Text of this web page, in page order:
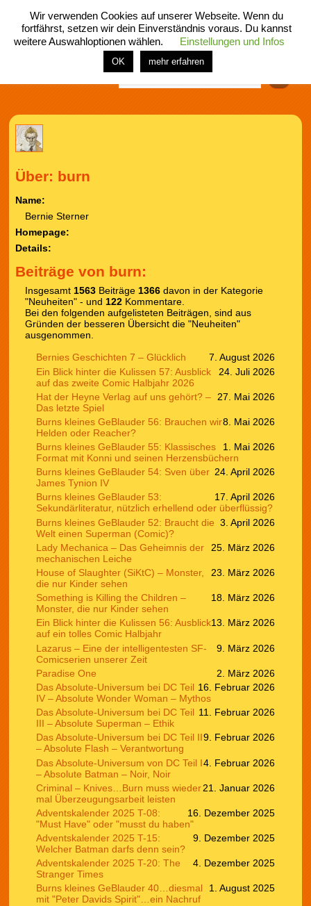
menü
home rubrik buch comic spiel fotos shop
Über: burn
Name:
Bernie Sterner
Homepage:
Details:
Beiträge von burn:
Insgesamt 1563Beiträge 1366davon in der Kategorie
"Neuheiten" - und 122Kommentare.
Bei den folgenden aufgelisteten Beiträgen, sind aus
Gründen der besseren Übersicht die "Neuheiten"
ausgenommen.
7. August 2026
Bernies Geschichten 7 – Glücklich
24. Juli 2026
Ein Blick hinter die Kulissen 57: Ausblick
auf das zweite Comic Halbjahr 2026
27. Mai 2026
Hat der Heyne Verlag auf uns gehört? –
Das letzte Spiel
8. Mai 2026
Burns kleines GeBlauder 56: Brauchen wir
Helden oder Reacher?
1. Mai 2026
Burns kleines GeBlauder 55: Klassisches
Format mit Konni und seinen Herzensbüchern
24. April 2026
Burns kleines GeBlauder 54: Sven über
James Tynion IV
17. April 2026
Burns kleines GeBlauder 53:
Sekundärliteratur, nützlich erhellend oder überflüssig?
3. April 2026
Burns kleines GeBlauder 52: Braucht die
Welt einen Superman (Comic)?
25. März 2026
Lady Mechanica – Das Geheimnis der
mechanischen Leiche
23. März 2026
House of Slaughter (SiKtC) – Monster,
die nur Kinder sehen
18. März 2026
Something is Killing the Children –
Monster, die nur Kinder sehen
13. März 2026
Ein Blick hinter die Kulissen 56: Ausblick
auf ein tolles Comic Halbjahr
9. März 2026
Lazarus – Eine der intelligentesten SF-
Comicserien unserer Zeit
2. März 2026
Paradise One
16. Februar 2026
Das Absolute-Universum bei DC Teil
IV – Absolute Wonder Woman – Mythos
11. Februar 2026
Das Absolute-Universum bei DC Teil
III – Absolute Superman – Ethik
9. Februar 2026
Das Absolute-Universum bei DC Teil II
– Absolute Flash – Verantwortung
4. Februar 2026
Das Absolute-Universum von DC Teil I
– Absolute Batman – Noir, Noir
21. Januar 2026
Criminal – Knives…Burn muss wieder
mal Überzeugungsarbeit leisten
16. Dezember 2025
Adventskalender 2025 T-08:
"Must Have" oder "musst du haben"
9. Dezember 2025
Adventskalender 2025 T-15:
Welcher Batman darfs denn sein?
4. Dezember 2025
Adventskalender 2025 T-20: The
Stranger Times
1. August 2025
Burns kleines GeBlauder 40…diesmal
mit "Peter Davids Spirit"…ein Nachruf
Wir verwenden Cookies auf unserer Webseite. Wenn du
fortfährst, setzen wir dein Einverständnis voraus. Du kannst
weitere Auswahloptionen wählen.
Einstellungen und Infos
OK mehr erfahren